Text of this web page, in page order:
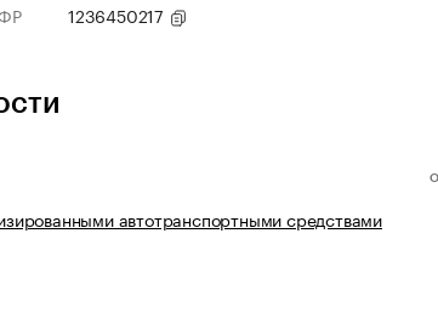
1236450217
автотранспортными средствами